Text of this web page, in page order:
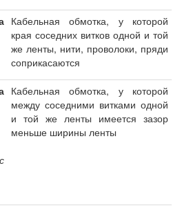
Кабельная обмотка, у которой
края соседних витков одной и той
же ленты, нити, проволоки, пряди
соприкасаются
Кабельная обмотка, у которой
между соседними витками одной
и той же ленты имеется зазор
меньше ширины ленты